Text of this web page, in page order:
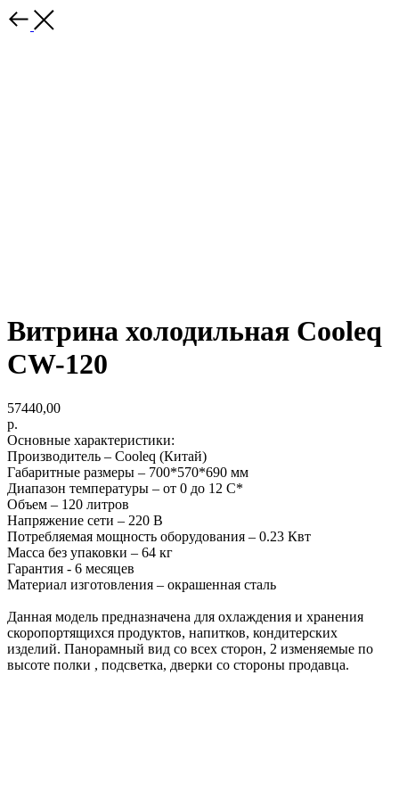
Витрина холодильная Cooleq
CW-120
57440,00
р.
Основные характеристики:
Производитель – Cooleq (Китай)
Габаритные размеры – 700*570*690 мм
Диапазон температуры – от 0 до 12 С*
Объем – 120 литров
Напряжение сети – 220 В
Потребляемая мощность оборудования – 0.23 Квт
Масса без упаковки – 64 кг
Гарантия - 6 месяцев
Материал изготовления – окрашенная сталь
Данная модель предназначена для охлаждения и хранения
скоропортящихся продуктов, напитков, кондитерских
изделий. Панорамный вид со всех сторон, 2 изменяемые по
высоте полки , подсветка, дверки со стороны продавца.